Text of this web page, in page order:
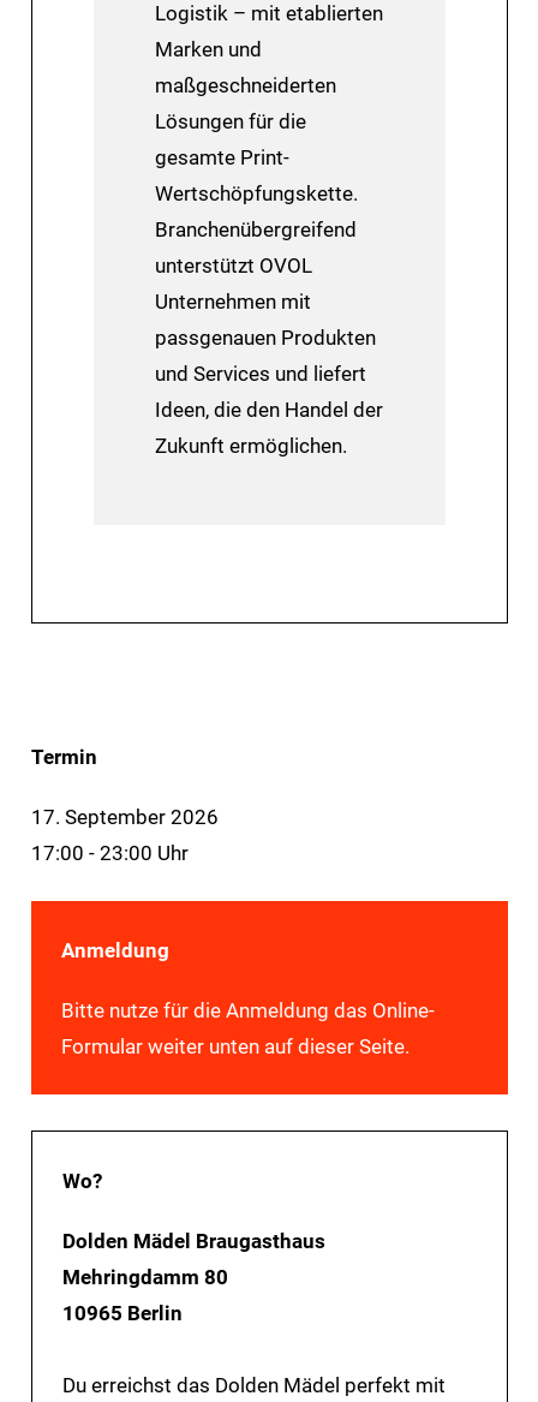
Logistik – ​mit etablierten
Marken und
maßgeschneiderten
Lösungen ​für die
gesamte Print-
Wertschöpfungskette.
Branchenübergreifend
unterstützt OVOL
Unternehmen ​mit
passgenauen Produkten
und Services und liefert
Ideen, die den Handel der
Zukunft ermöglichen.
Termin
17. September 2026
17:00 - 23:00 Uhr
Anmeldung
Bitte nutze für die Anmeldung das Online-
Formular weiter unten auf dieser Seite.
Wo?
Dolden Mädel Braugasthaus
Mehringdamm 80
10965 Berlin
Du erreichst das Dolden Mädel perfekt mit